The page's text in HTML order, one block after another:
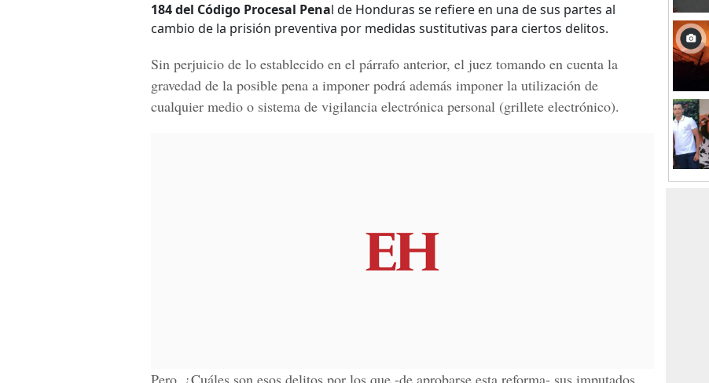
184 del Código Procesal Penal de Honduras se refiere en una de sus partes al
cambio de la prisión preventiva por medidas sustitutivas para ciertos delitos.
Sin perjuicio de lo establecido en el párrafo anterior, el juez tomando en cuenta la
gravedad de la posible pena a imponer podrá además imponer la utilización de
cualquier medio o sistema de vigilancia electrónica personal (grillete electrónico).
Pero, ¿Cuáles son esos delitos por los que -de aprobarse esta reforma- sus imputados